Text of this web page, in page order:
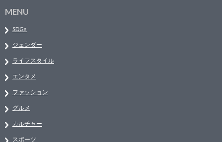
MENU
SDGs
ジェンダー
ライフスタイル
エンタメ
ファッション
グルメ
カルチャー
スポーツ